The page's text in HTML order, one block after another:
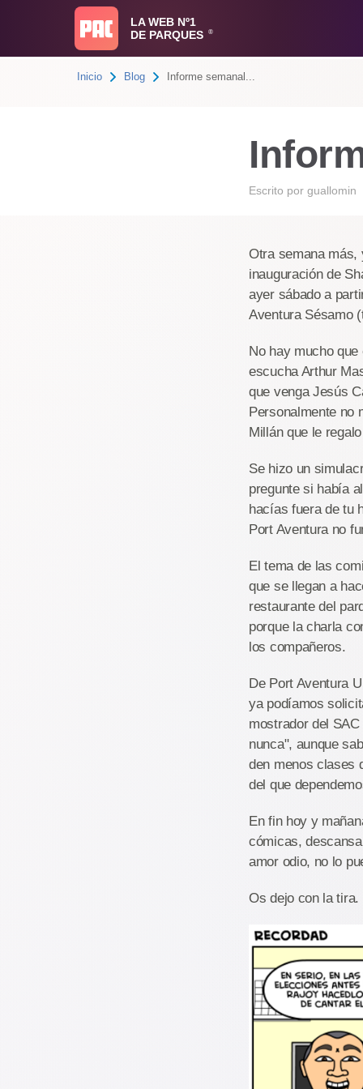
LA WEB Nº1
DE PARQUES
®
Inicio Blog Informe semanal...
Escrito por guallomin
Otra semana más,
inauguración de
ayer sábado a
Aventura Sésamo
No hay mucho
escucha Arthur
que venga Jesús
Personalmente no
Millán que le
Se hizo un
pregunte si había
hacías fuera de tu
Port Aventura no
El tema de las
que se llegan a
restaurante del
porque la charla
los compañeros.
De Port Aventura
ya podíamos
mostrador del
nunca", aunque
den menos clases
del que
En fin hoy y
cómicas,
amor odio, no lo
Os dejo con la tira.